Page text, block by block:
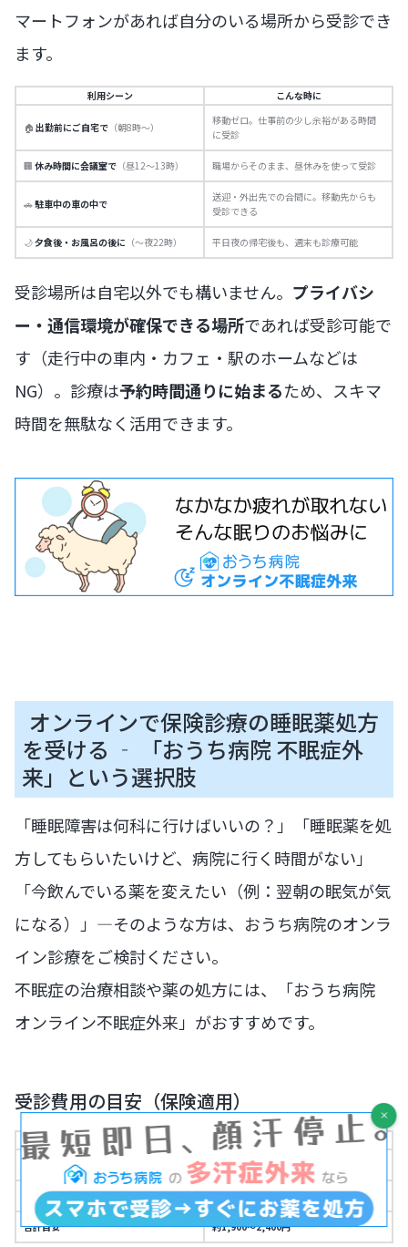
マートフォンがあれば自分のいる場所から受診でき
ます。
利用シーン こんな時に
🏠 出勤前にご自宅で （朝8時〜）
移動ゼロ。仕事前の少し余裕がある時間
に受診
🏢 休み時間に会議室で （昼12〜13時） 職場からそのまま、昼休みを使って受診
🚗駐車中の車の中で
送迎・外出先での合間に。移動先からも
受診できる
🌙夕食後・お風呂の後に （〜夜22時） 平日夜の帰宅後も、週末も診療可能
受診場所は自宅以外でも構いません。 プライバシ
ー・通信環境が確保できる場所であれば受診可能で
す（走行中の車内・カフェ・駅のホームなどは
NG）。診療は予約時間通りに始まるため、スキマ
時間を無駄なく活用できます。
オンラインで保険診療の睡眠薬処方
を受ける ‐ 「おうち病院 不眠症外
来」という選択肢
「睡眠障害は何科に行けばいいの？」「睡眠薬を処
方してもらいたいけど、病院に行く時間がない」
「今飲んでいる薬を変えたい（例：翌朝の眠気が気
になる）」—そのような方は、おうち病院のオンラ
イン診療をご検討ください。
不眠症の治療相談や薬の処方には、「おうち病院
オンライン不眠症外来」がおすすめです。
受診費用の目安（保険適用）
費用項目
金額
診察料（保険適用・初診）
1,000〜1,200円
システム利用手数料 1,100円
合計目安 約1,900〜2,400円